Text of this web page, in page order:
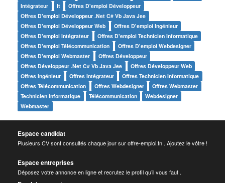
Intégrateur
It
Offres D'emploi Développeur
Offres D'emploi Développeur .net C# Vb Java Jee
Offres D'emploi Développeur Web
Offres D'emploi Ingénieur
Offres D'emploi Intégrateur
Offres D'emploi Technicien Informatique
Offres D'emploi Télécommunication
Offres D'emploi Webdesigner
Offres D'emploi Webmaster
Offres Développeur
Offres Développeur .net C# Vb Java Jee
Offres Développeur Web
Offres Ingénieur
Offres Intégrateur
Offres Technicien Informatique
Offres Télécommunication
Offres Webdesigner
Offres Webmaster
Technicien Informatique
Télécommunication
Webdesigner
Webmaster
Espace candidat
Plusieurs CV sont consultés chaque jour sur offre-emploi.tn . Ajoutez le vôtre !
Espace entreprises
Déposez votre annonce en ligne et recrutez le profil qu’il vous faut .